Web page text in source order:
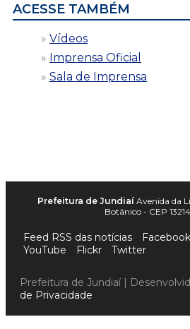
ACESSE TAMBÉM
Vídeos
Imprensa Oficial
Sala de Imprensa
Prefeitura de Jundiaí Avenida da
Botânico - CEP
Feed RSS das notícias Facebook
YouTube
Flickr Twitter
Prefeitura de Jundiaí |
de Privacidade